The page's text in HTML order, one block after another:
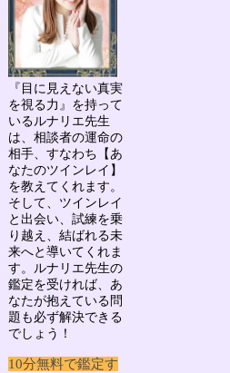
『目に見えない真実
を視る力』を持って
いるルナリエ先生
は、相談者の運命の
相手、すなわち 【あ
なたのツインレイ】
を教えてくれます。
そして、ツインレイ
と出会い、試練を乗
り越え、結ばれる未
来へと導いてくれま
す。ルナリエ先生の
鑑定を受ければ、あ
なたが抱えている問
題も必ず解決できる
でしょう！
10分無料で鑑定す